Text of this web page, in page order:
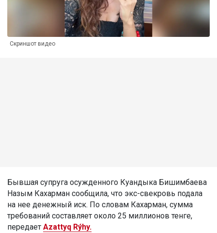
Скриншот видео
Бывшая супруга осужденного Куандыка Бишимбаева
Назым Кахарман сообщила, что экс-свекровь подала
на нее денежный иск. По словам Кахарман, сумма
требований составляет около 25 миллионов тенге,
передает Azattyq Rýhy.